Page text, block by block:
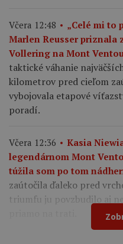
Včera 12:48
„Celé mi to
Marlen Reusser priznala
Vollering na Mont
taktické váhanie
kilometrov pred cieľom
vybojovala etapové
poradí.
Včera 12:36
Kasia
legendárnom Mont
túžila som po tom
zaútočila ďaleko pred
triumfu ju povzbudilo aj